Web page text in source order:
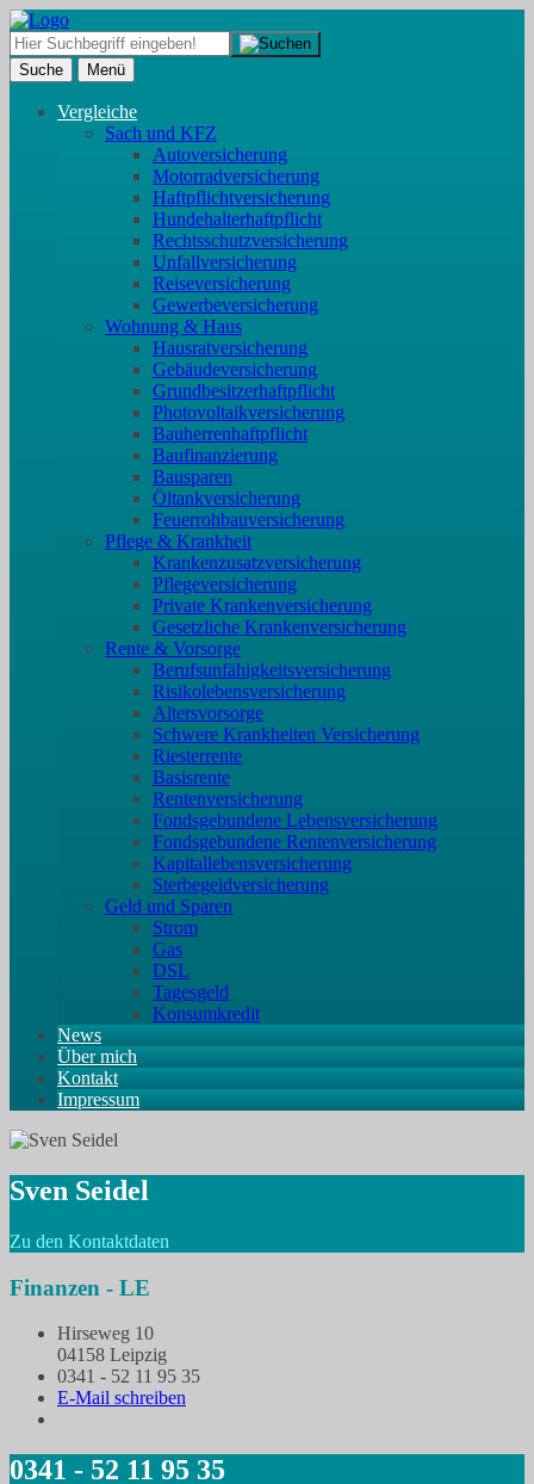
Suche Menü
Vergleiche
Sach und KFZ
Autoversicherung
Motorradversicherung
Haftpflichtversicherung
Hundehalterhaftpflicht
Rechtsschutzversicherung
Unfallversicherung
Reiseversicherung
Gewerbeversicherung
Wohnung & Haus
Hausratversicherung
Gebäudeversicherung
Grundbesitzerhaftpflicht
Photovoltaikversicherung
Bauherrenhaftpflicht
Baufinanzierung
Bausparen
Öltankversicherung
Feuerrohbauversicherung
Pflege & Krankheit
Krankenzusatzversicherung
Pflegeversicherung
Private Krankenversicherung
Gesetzliche Krankenversicherung
Rente & Vorsorge
Berufs­unfähigkeitsversicherung
Risikolebensversicherung
Altersvorsorge
Schwere Krankheiten Versicherung
Riesterrente
Basisrente
Rentenversicherung
Fondsgebundene Lebensversicherung
Fondsgebundene Rentenversicherung
Kapitallebensversicherung
Sterbegeldversicherung
Geld und Sparen
Strom
Gas
DSL
Tagesgeld
Konsumkredit
News
Über mich
Kontakt
Impressum
Sven Seidel
Zu den Kontaktdaten
Finanzen - LE
Hirseweg 10
04158 Leipzig
0341 - 52 11 95 35
E-Mail schreiben
0341 - 52 11 95 35